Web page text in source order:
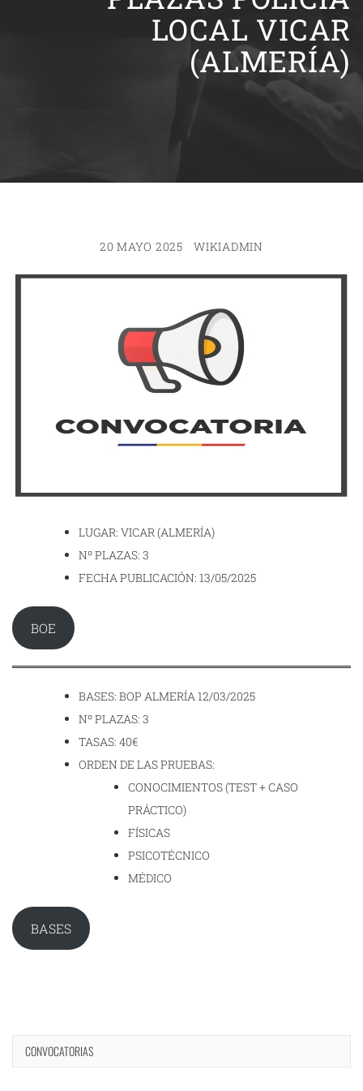
LOCAL VICAR
(ALMERÍA)
20 MAYO 2025 WIKIADMIN
LUGAR: VICAR (ALMERÍA)
Nº PLAZAS: 3
FECHA PUBLICACIÓN: 13/05/2025
BOE
BASES: BOP ALMERÍA 12/03/2025
Nº PLAZAS: 3
TASAS: 40€
ORDEN DE LAS PRUEBAS:
CONOCIMIENTOS (TEST + CASO
PRÁCTICO)
FÍSICAS
PSICOTÉCNICO
MÉDICO
BASES
CONVOCATORIAS